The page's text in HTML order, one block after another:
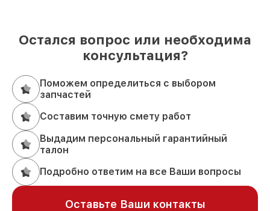
Остался вопрос или необходима
консультация?
Поможем определиться с выбором
запчастей
Составим точную смету работ
Выдадим персональный гарантийный
талон
Подробно ответим на все Ваши вопросы
Оставьте Ваши контакты